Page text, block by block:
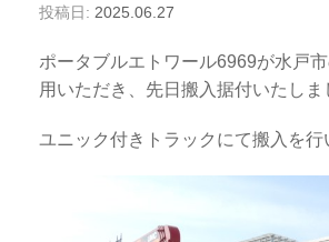
投稿日: 2025.06.27
ポータブルエトワール6969が水戸
用いただき、先日搬入据付いたしま
ユニック付きトラックにて搬入を行